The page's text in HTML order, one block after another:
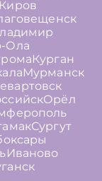
Киров
Ола
Курган
Мурманск
Орёл
Сургут
Иваново